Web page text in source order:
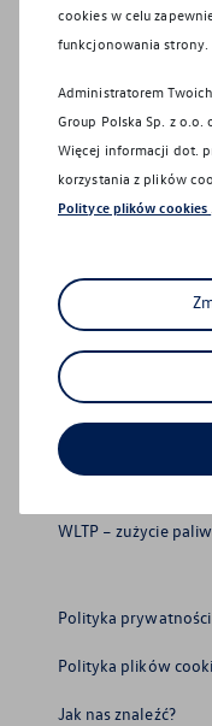
Centrum
SKP
EU Data Act
Formularz cofnięcia
Regulamin serwisu
WLTP – zużycie
Polityka prywatności
Polityka plików
Jak nas znaleźć?
cookies w celu
funkcjonowania strony.
Administratorem
Group Polska Sp. z o.o.
Więcej informacji dot.
korzystania z plików
Polityce plików cookies